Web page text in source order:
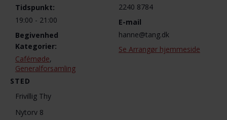
Tidspunkt:
19:00 - 21:00
Begivenhed
Kategorier:
Cafémøde,
Generalforsamling
STED
Frivillig Thy
Nytorv 8
2240 8784
E-mail
hanne@tang.dk
Se Arrangør hjemmeside